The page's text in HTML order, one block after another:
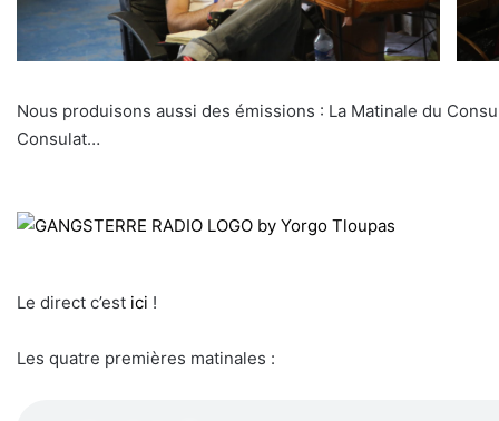
Nous produisons aussi des émissions : La Matinale du
Consulat…
Le direct c’est ici !
Les quatre premières matinales :